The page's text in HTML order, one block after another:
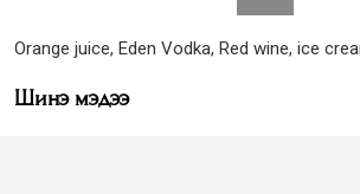
Orange juice, Eden Vodka, Red wine, ice
Шинэ мэдээ